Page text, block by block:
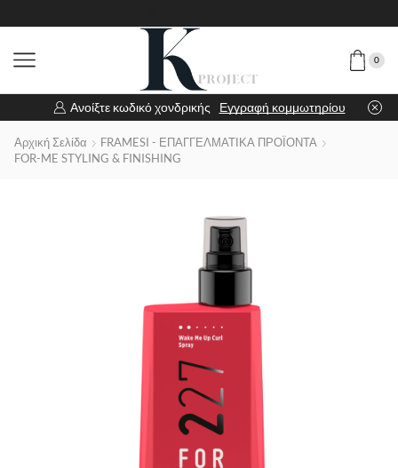
0
Ανοίξτε κωδικό χονδρικής Εγγραφή κομμωτηρίου
Αρχική Σελίδα
FRAMESI - ΕΠΑΓΓΕΛΜΑΤΙΚΑ ΠΡΟΪΟΝΤΑ
FOR-ME STYLING & FINISHING